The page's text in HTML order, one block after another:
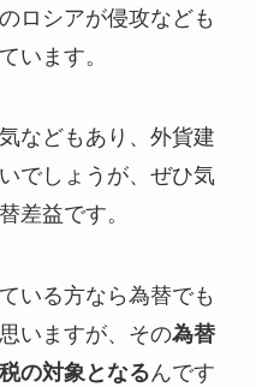
ロシアが侵攻なども
います。
などもあり、外貨建
でしょうが、ぜひ気
差益です。
いる方なら為替でも
いますが、その為替
の対象となるんです